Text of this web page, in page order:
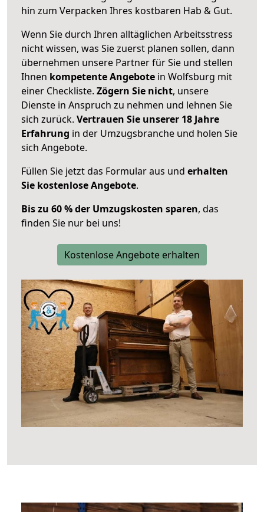
hin zum Verpacken Ihres kostbaren Hab & Gut.
Wenn Sie durch Ihren alltäglichen Arbeitsstress
nicht wissen, was Sie zuerst planen sollen, dann
übernehmen unsere Partner für Sie und stellen
Ihnen kompetente Angebote in Wolfsburg mit
einer Checkliste. Zögern Sie nicht, unsere
Dienste in Anspruch zu nehmen und lehnen Sie
sich zurück. Vertrauen Sie unserer 18 Jahre
Erfahrung in der Umzugsbranche und holen Sie
sich Angebote.
Füllen Sie jetzt das Formular aus und erhalten
Sie kostenlose Angebote.
Bis zu 60 % der Umzugskosten sparen, das
finden Sie nur bei uns!
Kostenlose Angebote erhalten